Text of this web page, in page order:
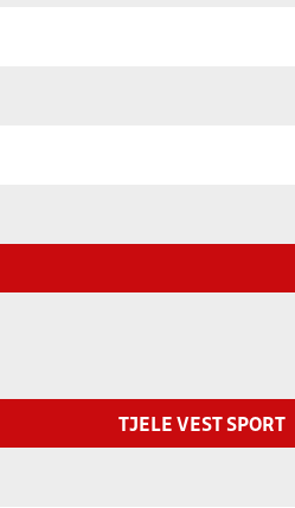
TJELE VEST SPORT